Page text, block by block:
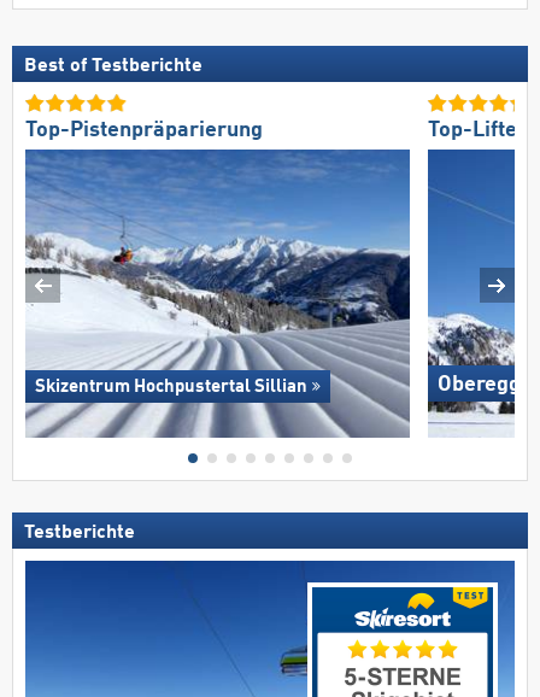
Best of Testberichte
Top-Pistenpräparierung
Skizentrum Hochpustertal Sillian
Top-Lifte/
Testberichte